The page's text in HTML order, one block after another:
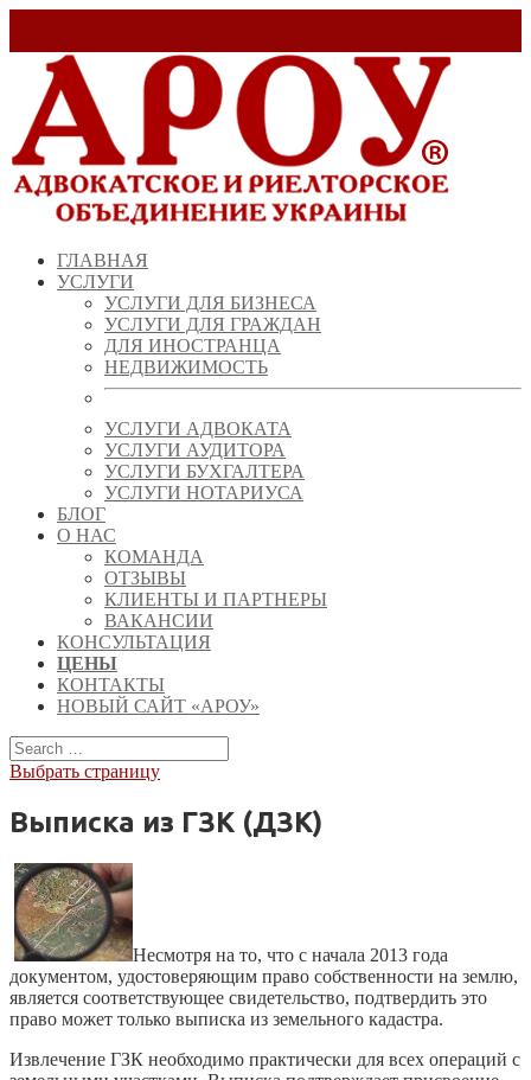
ГЛАВНАЯ
УСЛУГИ
УСЛУГИ ДЛЯ БИЗНЕСА
УСЛУГИ ДЛЯ ГРАЖДАН
ДЛЯ ИНОСТРАНЦА
НЕДВИЖИМОСТЬ
УСЛУГИ АДВОКАТА
УСЛУГИ АУДИТОРА
УСЛУГИ БУХГАЛТЕРА
УСЛУГИ НОТАРИУСА
БЛОГ
О НАС
КОМАНДА
ОТЗЫВЫ
КЛИЕНТЫ И ПАРТНЕРЫ
ВАКАНСИИ
КОНСУЛЬТАЦИЯ
ЦЕНЫ
КОНТАКТЫ
НОВЫЙ САЙТ «АРОУ»
Выбрать страницу
Выписка из ГЗК (ДЗК)
Несмотря на то, что с начала 2013 года
документом, удостоверяющим право собственности на землю,
является соответствующее свидетельство, подтвердить это
право может только выписка из земельного кадастра.
Извлечение ГЗК необходимо практически для всех операций с